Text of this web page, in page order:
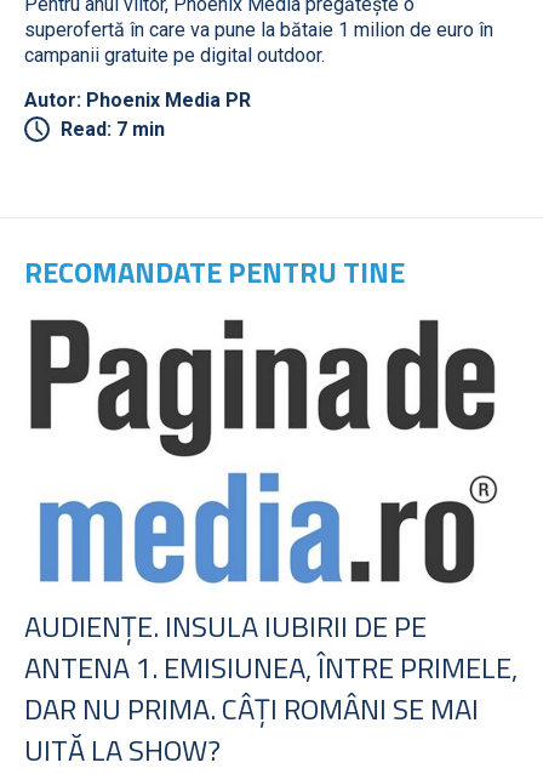
Pentru anul viitor, Phoenix Media pregătește o
superofertă în care va pune la bătaie 1 milion de euro în
campanii gratuite pe digital outdoor.
Autor: Phoenix Media PR
Read: 7 min
RECOMANDATE PENTRU TINE
AUDIENŢE. INSULA IUBIRII DE PE
ANTENA 1. EMISIUNEA, ÎNTRE PRIMELE,
DAR NU PRIMA. CÂŢI ROMÂNI SE MAI
UITĂ LA SHOW?